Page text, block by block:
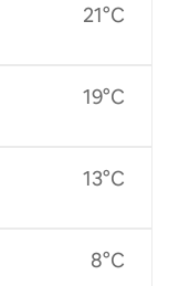
21°C
19°C
13°C
8°C